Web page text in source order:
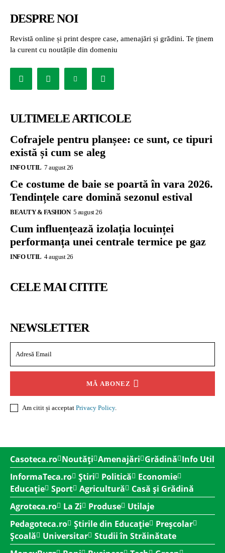
DESPRE NOI
Revistă online și print despre case, amenajări și grădini. Te ținem
la curent cu noutățile din domeniu
ULTIMELE ARTICOLE
Cofrajele pentru planșee: ce sunt, ce tipuri
există și cum se aleg
INFO UTIL 7 august 26
Ce costume de baie se poartă în vara 2026.
Tendințele care domină sezonul estival
BEAUTY & FASHION 5 august 26
Cum influențează izolația locuinței
performanța unei centrale termice pe gaz
INFO UTIL 4 august 26
CELE MAI CITITE
NEWSLETTER
MĂ ABONEZ
Am citit și acceptat Privacy Policy.
Casoteca.ro Noutăți Amenajări Grădină Info Util
InformaTeca.ro Știri Politică
Economie
Educație Sport Agricultură
Casă și Grădină
Agroteca.ro
La Zi Produse
Utilaje
Pedagoteca.ro Știrile din Educație
Preșcolar
Școală
Universitar Studii în Străinătate